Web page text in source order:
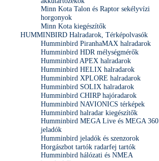
Minn Kota Talon és Raptor sekélyvízi
horgonyok
Minn Kota kiegészítők
HUMMINBIRD Halradarok, Térképolvasók
Humminbird PiranhaMAX halradarok
Humminbird HDR mélységmérők
Humminbird APEX halradarok
Humminbird HELIX halradarok
Humminbird XPLORE halradarok
Humminbird SOLIX halradarok
Humminbird CHIRP hajóradarok
Humminbird NAVIONICS térképek
Humminbird halradar kiegészítők
Humminbird MEGA Live és MEGA 360
jeladók
Humminbird jeladók és szenzorok
Horgászbot tartók radarfej tartók
Humminbird hálózati és NMEA